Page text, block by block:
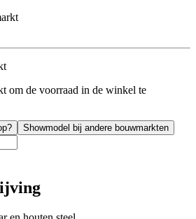
om de voorraad in de winkel te
Showmodel bij andere bouwmarkten